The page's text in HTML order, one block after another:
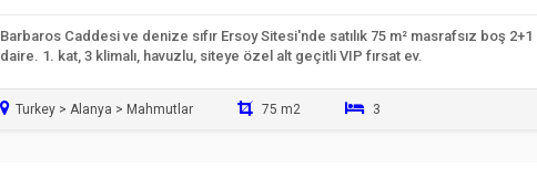
Barbaros Caddesi ve denize sıfır Ersoy Sitesi'nde satılık 75 m² masrafsız boş 2+1
daire. 1. kat, 3 klimalı, havuzlu, siteye özel alt geçitli VIP fırsat ev.
Turkey > Alanya > Mahmutlar 75 m2 3